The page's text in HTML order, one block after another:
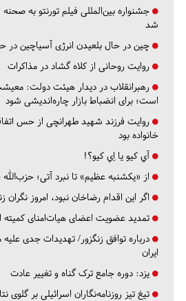
جشنواره بین‌المللی فیلم تورنتو به
شد
چین در حال بلعیدن انرژی آسیاچین در
روایت روحانی از کلاه گشاد در مذاکرات
رهبرانقلاب در دیدار هیئت دولت:
است؛ برای انضباط بازار چاره‌اندیشی شود
روایت فرزند شهید طهرانچی از حس
خانواده بود
آي كيو يا اِي كيو؟!
از «یکشنبه عظیم» تا نبرد آتی؛
اگر این اقدام رضاخان نبود، امروز نگران
تمدید عضویت اعضای هیات‌امنای کمیته
درباره توافق زنگزور/ تهدیدات جدی
ایران
یزد: دوره جامع ترک گناه و تغییر عادت
تیغ تیز روزنامه‌نگاران اسرائیلی بر گلوی